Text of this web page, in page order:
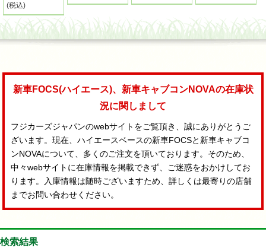
(税込)
新車FOCS(ハイエース)、新車キャブコンNOVAの在庫状
況に関しまして
フジカーズジャパンのwebサイトをご覧頂き、誠にありがとうご
ざいます。現在、ハイエースベースの新車FOCSと新車キャブコ
ンNOVAについて、多くのご注文を頂いております。そのため、
中々webサイトに在庫情報を掲載できず、ご迷惑をおかけしてお
ります。入庫情報は随時ございますため、詳しくは最寄りの店舗
までお問い合わせください。
検索結果